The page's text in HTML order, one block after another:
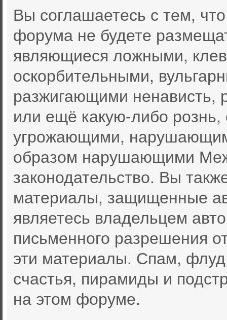
Вы соглашаетесь с тем,
форума не будете
являющиеся ложными,
оскорбительными,
разжигающими ненависть,
или ещё какую-либо
угрожающими,
образом нарушающими
законодательство. Вы
материалы, защищенные
являетесь владельцем
письменного разрешения
эти материалы. Спам,
счастья, пирамиды и
на этом форуме.